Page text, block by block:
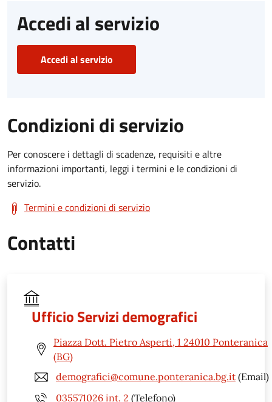
Accedi al servizio
Accedi al servizio
Condizioni di servizio
Per conoscere i dettagli di scadenze, requisiti e altre
informazioni importanti, leggi i termini e le condizioni di
servizio.
Termini e condizioni di servizio
Contatti
Ufficio Servizi demografici
Piazza Dott. Pietro Asperti, 1 24010 Ponteranica
(BG)
demografici@comune.ponteranica.bg.it (Email)
035571026 int. 2 (Telefono)